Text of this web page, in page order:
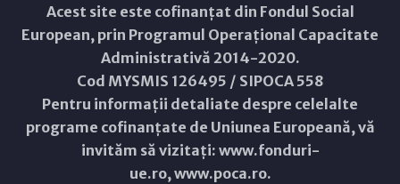
Acest site este cofinanțat din Fondul Social
European, prin Programul Operațional Capacitate
Administrativă 2014-2020.
Cod MYSMIS 126495 / SIPOCA 558
Pentru informații detaliate despre celelalte
programe cofinanțate de Uniunea Europeană, vă
invităm să vizitați: www.fonduri-
ue.ro,www.poca.ro.